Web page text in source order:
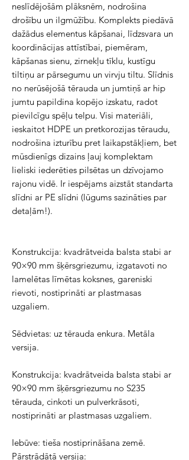
neslīdējošām plāksnēm, nodrošina
drošību un ilgmūžību. Komplekts piedāvā
dažādus elementus kāpšanai, līdzsvara un
koordinācijas attīstībai, piemēram,
kāpšanas sienu, zirnekļu tīklu, kustīgu
tiltiņu ar pārsegumu un virvju tiltu. Slīdnis
no nerūsējošā tērauda un jumtiņš ar hip
jumtu papildina kopējo izskatu, radot
pievilcīgu spēļu telpu. Visi materiāli,
ieskaitot HDPE un pretkorozijas tēraudu,
nodrošina izturību pret laikapstākļiem, bet
mūsdienīgs dizains ļauj komplektam
lieliski iederēties pilsētas un dzīvojamo
rajonu vidē. Ir iespējams aizstāt standarta
slīdni ar PE slīdni (lūgums sazināties par
detaļām!).
Konstrukcija: kvadrātveida balsta stabi ar
90×90 mm šķērsgriezumu, izgatavoti no
lamelētas līmētas koksnes, gareniski
rievoti, nostiprināti ar plastmasas
uzgaliem.
Sēdvietas: uz tērauda enkura. Metāla
versija.
Konstrukcija: kvadrātveida balsta stabi ar
90×90 mm šķērsgriezumu no S235
tērauda, cinkoti un pulverkrāsoti,
nostiprināti ar plastmasas uzgaliem.
Iebūve: tieša nostiprināšana zemē.
Pārstrādātā versija: